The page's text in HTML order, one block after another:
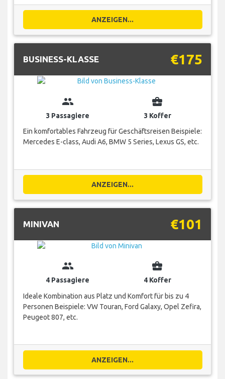
ANZEIGEN...
BUSINESS-KLASSE €175
group
3 Passagiere
business_center
3 Koffer
Ein komfortables Fahrzeug für Geschäftsreisen Beispiele:
Mercedes E-class, Audi A6, BMW 5 Series, Lexus GS, etc.
ANZEIGEN...
MINIVAN €101
group
4 Passagiere
business_center
4 Koffer
Ideale Kombination aus Platz und Komfort für bis zu 4
Personen Beispiele: VW Touran, Ford Galaxy, Opel Zefira,
Peugeot 807, etc.
ANZEIGEN...